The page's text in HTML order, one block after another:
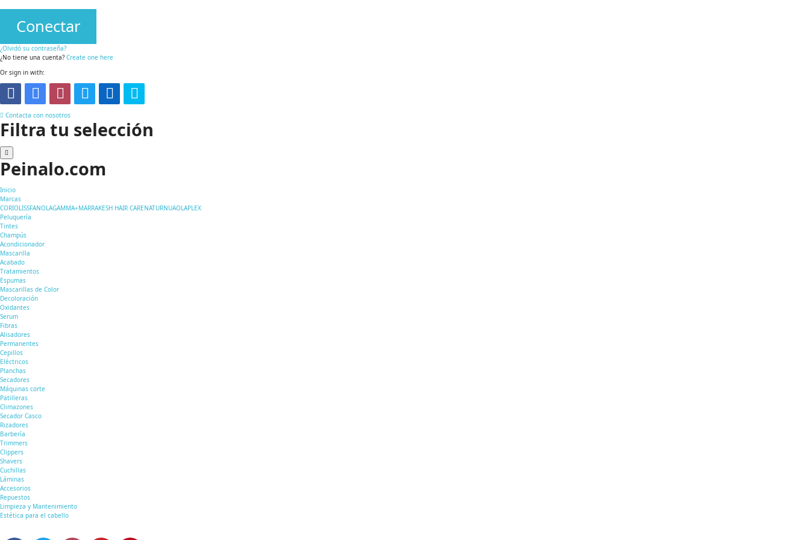
Conectar
¿Olvidó su contraseña?
¿No tiene una cuenta? Create one here
Or sign in with:
Contacta con nosotros
Filtra tu selección
Peinalo.com
Inicio
Marcas
CORIOLISSFANOLAGAMMA+MARRAKESH HAIR CARENATURNUAOLAPLEX
Peluquería
Tintes
Champús
Acondicionador
Mascarilla
Acabado
Tratamientos
Espumas
Mascarillas de Color
Decoloración
Oxidantes
Serum
Fibras
Alisadores
Permanentes
Cepillos
Eléctricos
Planchas
Secadores
Máquinas corte
Patilleras
Climazones
Secador Casco
Rizadores
Barbería
Trimmers
Clippers
Shavers
Cuchillas
Láminas
Accesorios
Repuestos
Limpieza y Mantenimiento
Estética para el cabello